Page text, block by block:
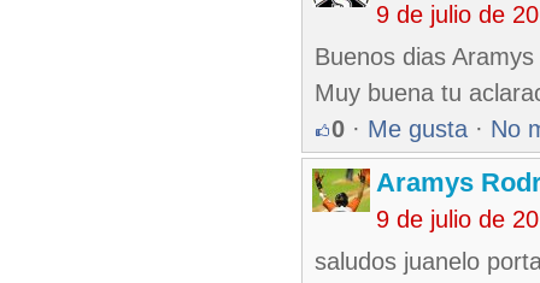
9 de julio de
Buenos dias
Muy buena tu
0 · Me gusta · No
Aramys
9 de julio de
saludos juanelo